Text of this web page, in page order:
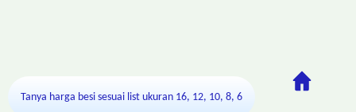
Tanya harga besi sesuai list ukuran 16, 12, 10, 8, 6